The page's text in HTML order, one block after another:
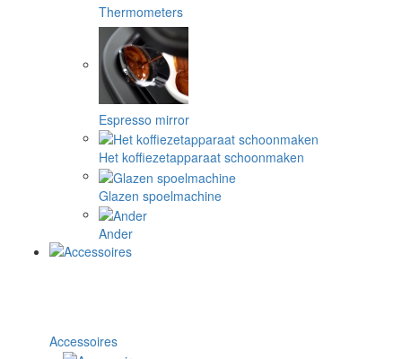
Thermometers
Espresso mirror
Het koffiezetapparaat schoonmaken
Glazen spoelmachine
Ander
Accessoires